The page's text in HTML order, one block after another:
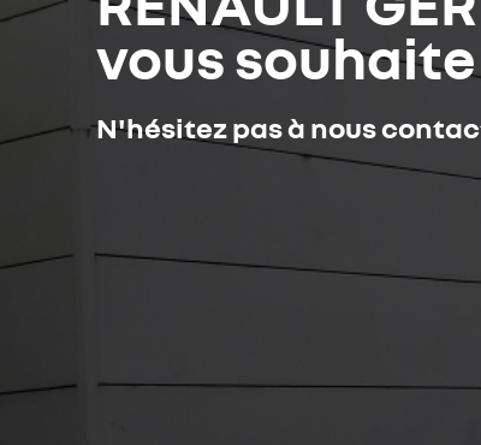
vous
N'hésitez pas à nous